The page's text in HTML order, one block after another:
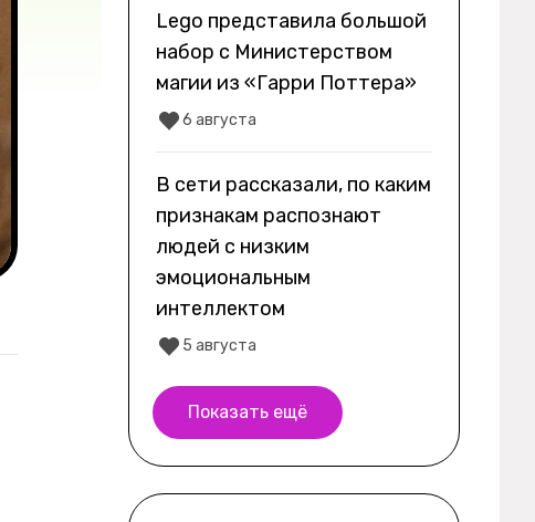
Lego представила большой
набор с Министерством
магии из «Гарри Поттера»
6 августа
В сети рассказали, по каким
признакам распознают
людей с низким
эмоциональным
интеллектом
5 августа
Показать ещё